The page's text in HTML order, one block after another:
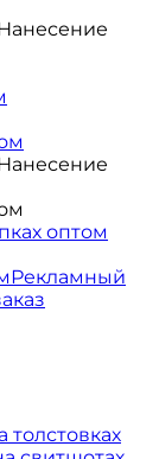
оптом
Рекламный
толстовках